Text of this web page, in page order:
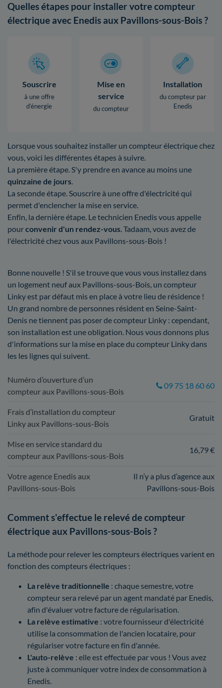
Quelles étapes pour installer votre compteur
électrique avec Enedis aux Pavillons-sous-Bois ?
Souscrire
à une offre
d’énergie
Mise en
service
du compteur
Installation
du compteur par
Enedis
Lorsque vous souhaitez installer un compteur électrique chez
vous, voici les différentes étapes à suivre.
La première étape. S'y prendre en avance au moins une
quinzaine de jours.
La seconde étape. Souscrire à une offre d'électricité qui
permet d'enclencher la mise en service.
Enfin, la dernière étape. Le technicien Enedis vous appelle
pourconvenir d'un rendez-vous. Tadaam, vous avez de
l'électricité chez vous aux Pavillons-sous-Bois !
Bonne nouvelle ! S'il se trouve que vous vous installez dans
un logement neuf aux Pavillons-sous-Bois, un compteur
Linky est par défaut mis en place à votre lieu de résidence !
Un grand nombre de personnes résident en Seine-Saint-
Denis ne tiennent pas poser de compteur Linky : cependant,
son installation est une obligation. Nous vous donnons plus
d'informations sur la mise en place du compteur Linky dans
les les lignes qui suivent.
Numéro d’ouverture d’un
compteur aux Pavillons-sous-Bois
09 75 18 60 60
Frais d’installation du compteur
Linky aux Pavillons-sous-Bois
Gratuit
Mise en service standard du
compteur aux Pavillons-sous-Bois
16,79 €
Votre agence Enedis aux
Pavillons-sous-Bois
Il n’y a plus d’agence aux
Pavillons-sous-Bois
Comment s'effectue le relevé de compteur
électrique aux Pavillons-sous-Bois ?
La méthode pour relever les compteurs électriques varient en
fonction des compteurs électriques :
La relève traditionnelle : chaque semestre, votre
compteur sera relevé par un agent mandaté par Enedis,
afin d'évaluer votre facture de régularisation.
La relève estimative : votre fournisseur d'électricité
utilise la consommation de l'ancien locataire, pour
régulariser votre facture en fin d'année.
L'auto-relève : elle est effectuée par vous ! Vous avez
juste à communiquer votre index de consommation à
Enedis.